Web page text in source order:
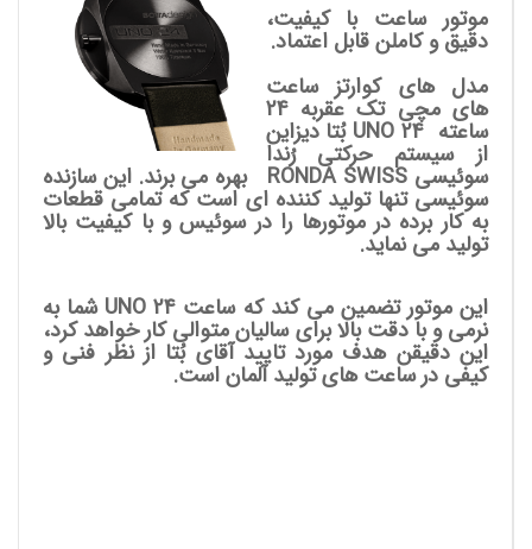
موتور ساعت با کیفیت،
دقیق و کاملن قابل اعتماد.
مدل های کوارتز ساعت
های مچی تک عقربه 24
ساعته UNO 24 بُتا دیزاین
از سیستم حرکتی رُندا
سوئیسی RONDA SWISS بهره می برند. این سازنده
سوئیسی تنها تولید کننده ای است که تمامی قطعات
به کار برده در موتورها را در سوئیس و با کیفیت بالا
تولید می نماید.
این موتور تضمین می کند که ساعت UNO 24 شما به
نرمی و با دقت بالا برای سالیان متوالی کار خواهد کرد،
این دقیقن هدف مورد تایید آقای بُتا از نظر فنی و
کیفی در ساعت های تولید آلمان است.